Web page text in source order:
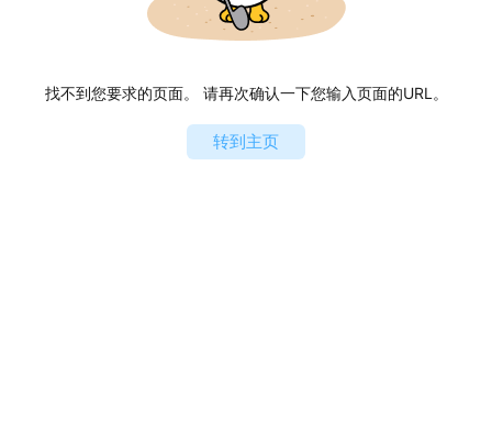
找不到您要求的页面。 请再次确认一下您输入页面的URL。
转到主页